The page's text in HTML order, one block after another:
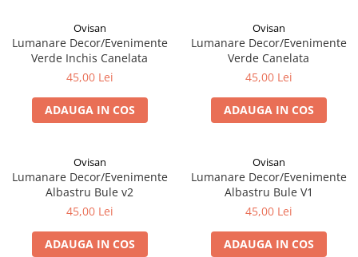
Ovisan
Lumanare Decor/Evenimente
Verde Inchis Canelata
45,00 Lei
ADAUGA IN COS
Ovisan
Lumanare Decor/Evenimente
Verde Canelata
45,00 Lei
ADAUGA IN COS
Ovisan
Lumanare Decor/Evenimente
Albastru Bule v2
45,00 Lei
ADAUGA IN COS
Ovisan
Lumanare Decor/Evenimente
Albastru Bule V1
45,00 Lei
ADAUGA IN COS